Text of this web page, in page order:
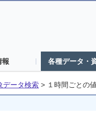
報 各種データ・
データ検索 > １時間ごとの